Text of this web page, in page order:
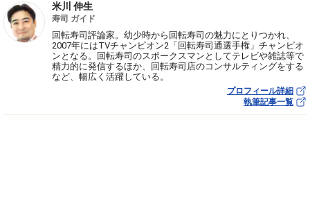
米川 伸生
寿司 ガイド
回転寿司評論家。幼少時から回転寿司の魅力にとりつかれ、
2007年にはTVチャンピオン2「回転寿司通選手権」チャンピオ
ンとなる。回転寿司のスポークスマンとしてテレビや雑誌等で
精力的に発信するほか、回転寿司店のコンサルティングをする
など、幅広く活躍している。
プロフィール詳細
執筆記事一覧